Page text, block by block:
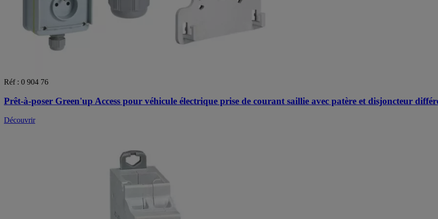
Réf : 0 904 76
Prêt-à-poser Green'up Access pour véhicule électrique prise de courant saillie avec patère et disjoncteur
Découvrir